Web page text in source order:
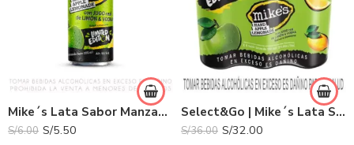
Mike´s Lata Sabor Manzana 355ml
S/6.00 S/5.50
Select&Go | Mike´s Lata Sabor Manzana 355ml x 6und.
S/36.00 S/32.00